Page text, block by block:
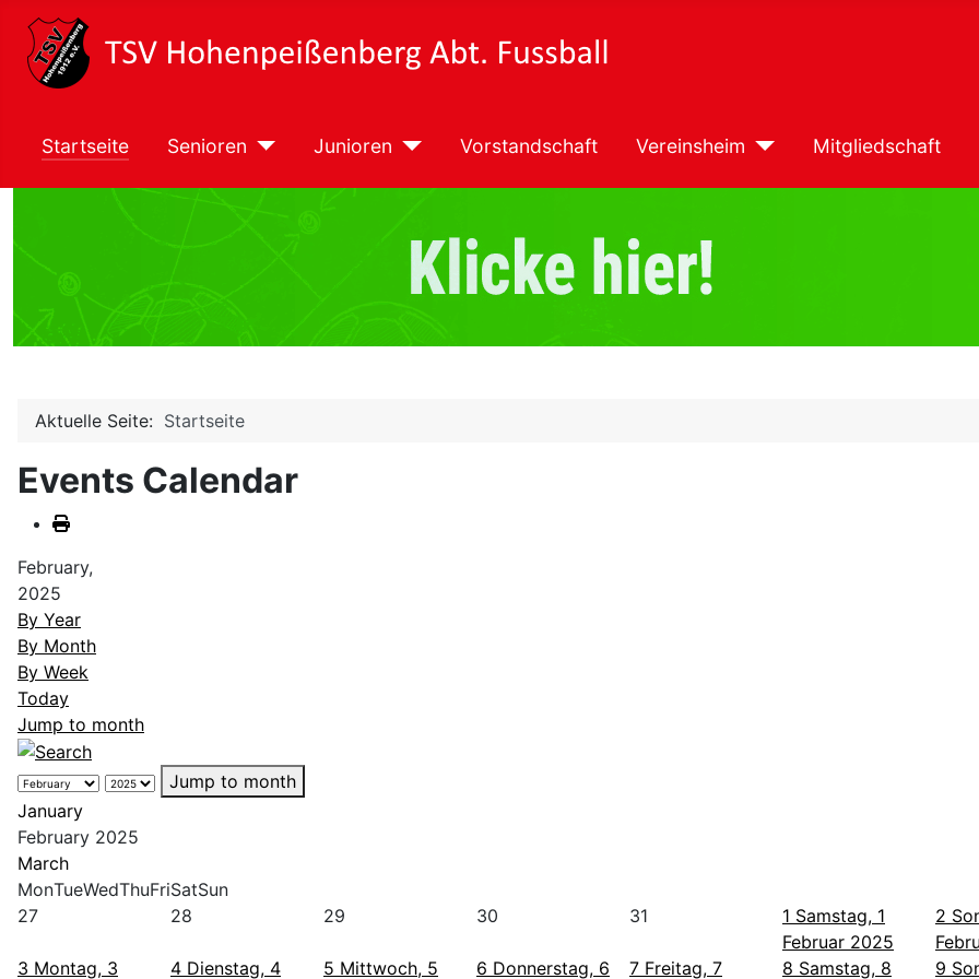
Startseite Senioren Junioren Vorstandschaft Vereinsheim Mitgliedschaft
Aktuelle Seite: Startseite
Events Calendar
February,
2025
By Year
By Month
By Week
Today
Jump to month
Jump to month
January
February 2025
March
MonTueWedThuFriSatSun
27
28 29 30 31 1 Samstag, 1
Februar 2025
2
3 Montag, 3 4 Dienstag, 4 5 Mittwoch, 5 6 Donnerstag, 6 7 Freitag, 7 8 Samstag, 8 9